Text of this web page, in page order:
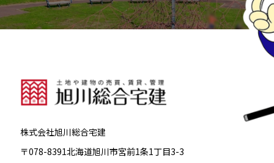
株式会社旭川総合宅建
〒078-8391北海道旭川市宮前1条1丁目3-3